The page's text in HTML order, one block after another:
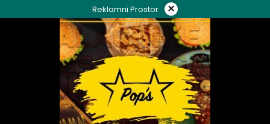
to
Reklamni Prostor ×